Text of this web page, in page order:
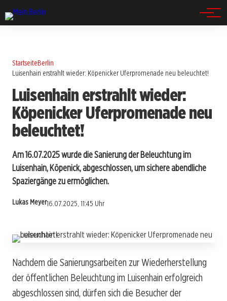
StartseiteBerlin
Luisenhain erstrahlt wieder: Köpenicker Uferpromenade neu beleuchtet!
Luisenhain erstrahlt wieder:
Köpenicker Uferpromenade neu
beleuchtet!
Am 16.07.2025 wurde die Sanierung der Beleuchtung im
Luisenhain, Köpenick, abgeschlossen, um sichere abendliche
Spaziergänge zu ermöglichen.
Lukas Meyer16.07.2025, 11:45 Uhr
Nachdem die Sanierungsarbeiten zur Wiederherstellung
der öffentlichen Beleuchtung im Luisenhain erfolgreich
abgeschlossen sind, dürfen sich die Besucher der